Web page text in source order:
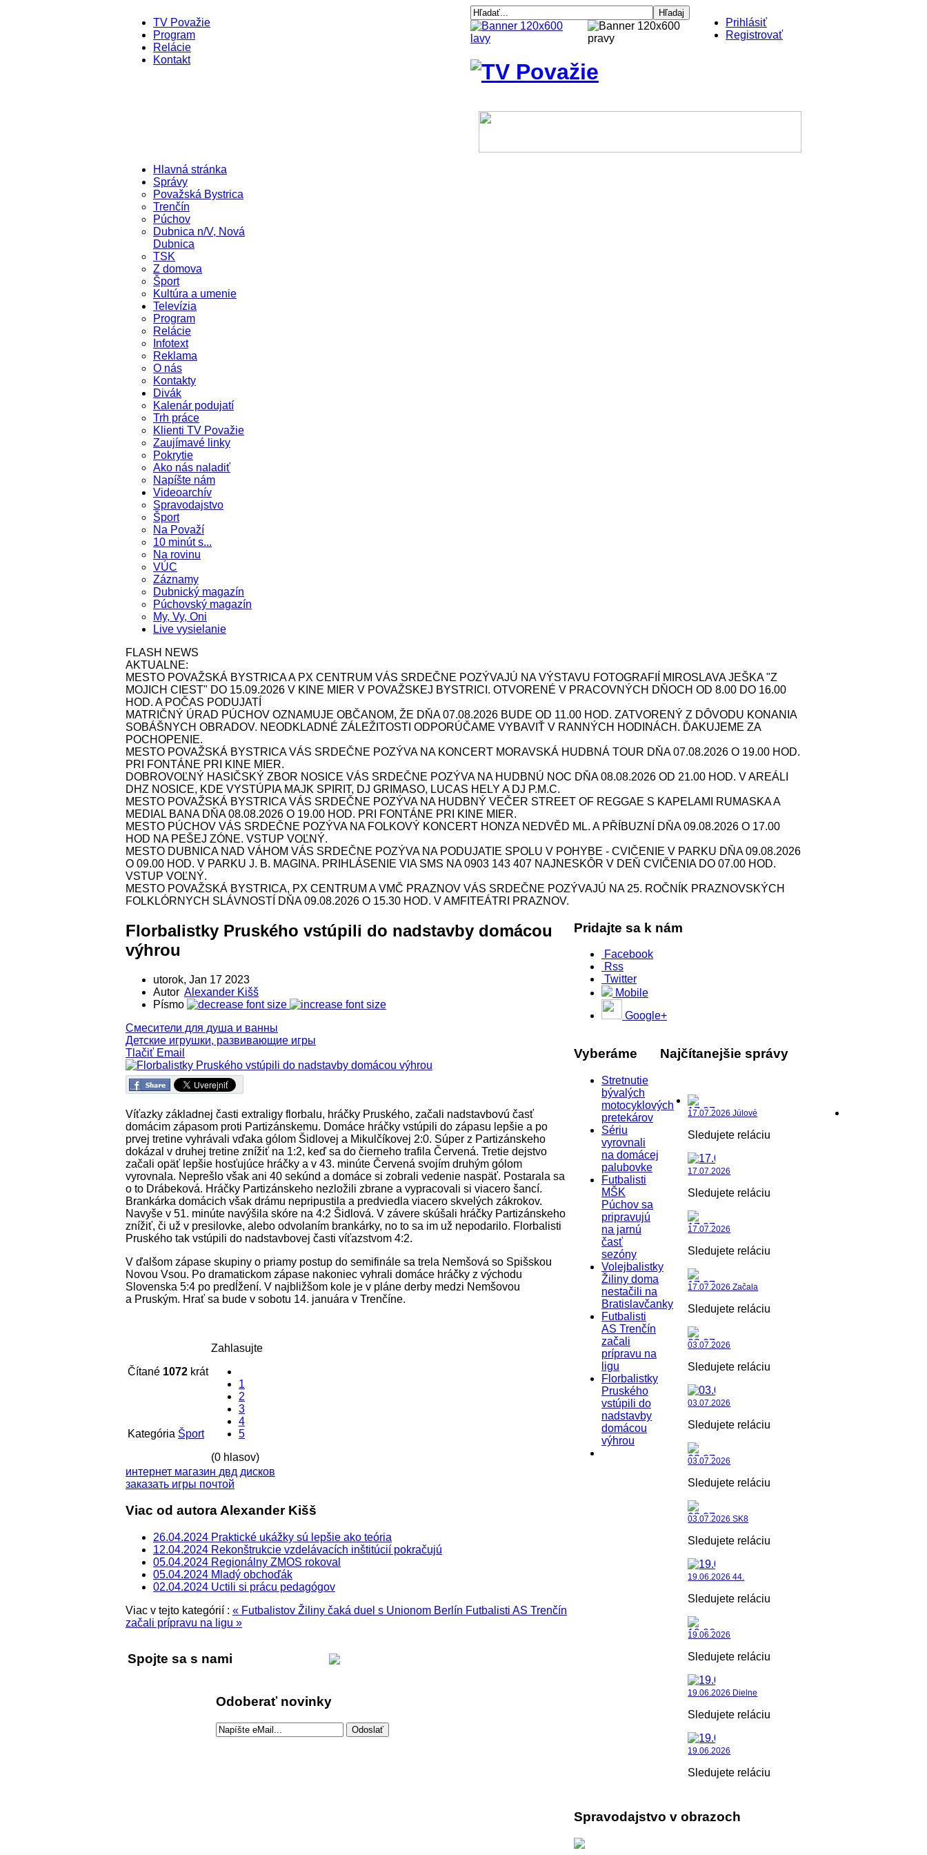
TV Považie
Program
Relácie
Kontakt
Prihlásiť
Registrovať
Hlavná stránka
Správy
Považská Bystrica
Trenčín
Púchov
Dubnica n/V, Nová
Dubnica
TSK
Z domova
Šport
Kultúra a umenie
Televízia
Program
Relácie
Infotext
Reklama
O nás
Kontakty
Divák
Kalenár podujatí
Trh práce
Klienti TV Považie
Zaujímavé linky
Pokrytie
Ako nás naladiť
Napíšte nám
Videoarchív
Spravodajstvo
Šport
Na Považí
10 minút s...
Na rovinu
VÚC
Záznamy
Dubnický magazín
Púchovský magazín
My, Vy, Oni
Live vysielanie
FLASH NEWS
AKTUALNE:
MESTO POVAŽSKÁ BYSTRICA A PX CENTRUM VÁS SRDEČNE POZÝVAJÚ NA VÝSTAVU FOTOGRAFIÍ MIROSLAVA JEŠKA "Z
MOJICH CIEST" DO 15.09.2026 V KINE MIER V POVAŽSKEJ BYSTRICI. OTVORENÉ V PRACOVNÝCH DŇOCH OD 8.00 DO 16.00
HOD. A POČAS PODUJATÍ
MATRIČNÝ ÚRAD PÚCHOV OZNAMUJE OBČANOM, ŽE DŇA 07.08.2026 BUDE OD 11.00 HOD. ZATVORENÝ Z DÔVODU KONANIA
SOBÁŠNYCH OBRADOV. NEODKLADNÉ ZÁLEŽITOSTI ODPORÚČAME VYBAVIŤ V RANNÝCH HODINÁCH. ĎAKUJEME ZA
POCHOPENIE.
MESTO POVAŽSKÁ BYSTRICA VÁS SRDEČNE POZÝVA NA KONCERT MORAVSKÁ HUDBNÁ TOUR DŇA 07.08.2026 O 19.00 HOD.
PRI FONTÁNE PRI KINE MIER.
DOBROVOĽNÝ HASIČSKÝ ZBOR NOSICE VÁS SRDEČNE POZÝVA NA HUDBNÚ NOC DŇA 08.08.2026 OD 21.00 HOD. V AREÁLI
DHZ NOSICE, KDE VYSTÚPIA MAJK SPIRIT, DJ GRIMASO, LUCAS HELY A DJ P.M.C.
MESTO POVAŽSKÁ BYSTRICA VÁS SRDEČNE POZÝVA NA HUDBNÝ VEČER STREET OF REGGAE S KAPELAMI RUMASKA A
MEDIAL BANA DŇA 08.08.2026 O 19.00 HOD. PRI FONTÁNE PRI KINE MIER.
MESTO PÚCHOV VÁS SRDEČNE POZÝVA NA FOLKOVÝ KONCERT HONZA NEDVĚD ML. A PŘÍBUZNÍ DŇA 09.08.2026 O 17.00
HOD NA PEŠEJ ZÓNE. VSTUP VOĽNÝ.
MESTO DUBNICA NAD VÁHOM VÁS SRDEČNE POZÝVA NA PODUJATIE SPOLU V POHYBE - CVIČENIE V PARKU DŇA 09.08.2026
O 09.00 HOD. V PARKU J. B. MAGINA. PRIHLÁSENIE VIA SMS NA 0903 143 407 NAJNESKÔR V DEŇ CVIČENIA DO 07.00 HOD.
VSTUP VOĽNÝ.
MESTO POVAŽSKÁ BYSTRICA, PX CENTRUM A VMČ PRAZNOV VÁS SRDEČNE POZÝVAJÚ NA 25. ROČNÍK PRAZNOVSKÝCH
FOLKLÓRNYCH SLÁVNOSTÍ DŇA 09.08.2026 O 15.30 HOD. V AMFITEÁTRI PRAZNOV.
Florbalistky Pruského vstúpili do nadstavby domácou
výhrou
utorok, Jan 17 2023
Autor Alexander Kišš
Písmo
Смесители для душа и ванны
Детские игрушки, развивающие игры
Tlačiť Email
Víťazky základnej časti extraligy florbalu, hráčky Pruského, začali nadstavbovú časť
domácim zápasom proti Partizánskemu. Domáce hráčky vstúpili do zápasu lepšie a po
prvej tretine vyhrávali vďaka gólom Šidlovej a Mikulčíkovej 2:0. Súper z Partizánskeho
dokázal v druhej tretine znížiť na 1:2, keď sa do čierneho trafila Červená. Tretie dejstvo
začali opäť lepšie hosťujúce hráčky a v 43. minúte Červená svojím druhým gólom
vyrovnala. Neprešlo však ani 40 sekúnd a domáce si zobrali vedenie naspäť. Postarala sa
o to Drábeková. Hráčky Partizánskeho nezložili zbrane a vypracovali si viacero šancí.
Brankárka domácich však drámu nepripustila a predviedla viacero skvelých zákrokov.
Navyše v 51. minúte navýšila skóre na 4:2 Šidlová. V závere skúšali hráčky Partizánskeho
znížiť, či už v presilovke, alebo odvolaním brankárky, no to sa im už nepodarilo. Florbalisti
Pruského tak vstúpili do nadstavbovej časti víťazstvom 4:2.
V ďalšom zápase skupiny o priamy postup do semifinále sa trela Nemšová so Spišskou
Novou Vsou. Po dramatickom zápase nakoniec vyhrali domáce hráčky z východu
Slovenska 5:4 po predĺžení. V najbližšom kole je v pláne derby medzi Nemšovou
a Pruským. Hrať sa bude v sobotu 14. januára v Trenčíne.
Čítané 1072 krát
Zahlasujte
1
2
3
4
5
(0 hlasov)
Kategória Šport
интернет магазин двд дисков
заказать игры почтой
Viac od autora Alexander Kišš
26.04.2024 Praktické ukážky sú lepšie ako teória
12.04.2024 Rekonštrukcie vzdelávacích inštitúcií pokračujú
05.04.2024 Regionálny ZMOS rokoval
05.04.2024 Mladý obchoďák
02.04.2024 Uctili si prácu pedagógov
Viac v tejto kategórií : « Futbalistov Žiliny čaká duel s Unionom Berlín Futbalisti AS Trenčín
začali prípravu na ligu »
Pridajte sa k nám
Facebook
Rss
Twitter
Mobile
Google+
Vyberáme
Stretnutie
bývalých
motocyklových
pretekárov
Sériu
vyrovnali
na domácej
palubovke
Futbalisti
MŠK
Púchov sa
pripravujú
na jarnú
časť
sezóny
Volejbalistky
Žiliny doma
nestačili na
Bratislavčanky
Futbalisti
AS Trenčín
začali
prípravu na
ligu
Florbalistky
Pruského
vstúpili do
nadstavby
domácou
výhrou
Najčítanejšie správy
17.07.2026 Júlové
Sledujete reláciu
17.07.2026
Sledujete reláciu
17.07.2026
Sledujete reláciu
17.07.2026 Začala
Sledujete reláciu
03.07.2026
Sledujete reláciu
03.07.2026
Sledujete reláciu
03.07.2026
Sledujete reláciu
03.07.2026 SK8
Sledujete reláciu
19.06.2026 44.
Sledujete reláciu
19.06.2026
Sledujete reláciu
19.06.2026 Dielne
Sledujete reláciu
19.06.2026
Sledujete reláciu
Spravodajstvo v obrazoch
Spojte sa s nami
Odoberať novinky